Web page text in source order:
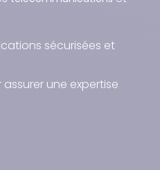
sécurisées et
assurer une expertise